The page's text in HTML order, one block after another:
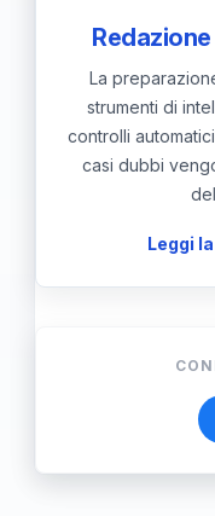
La
strumenti di
controlli
casi dubbi
Leggi